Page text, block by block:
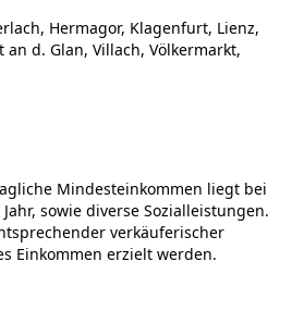
Hermagor, Klagenfurt, Lienz,
an d. Glan, Villach, Völkermarkt,
Mindesteinkommen liegt bei
sowie diverse Sozialleistungen.
verkäuferischer
Einkommen erzielt werden.